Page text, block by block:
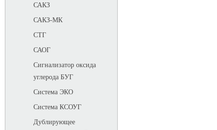
САКЗ
САКЗ-МК
СТГ
САОГ
Сигнализатор оксида
углерода БУГ
Система ЭКО
Система КСОУГ
Дублирующее